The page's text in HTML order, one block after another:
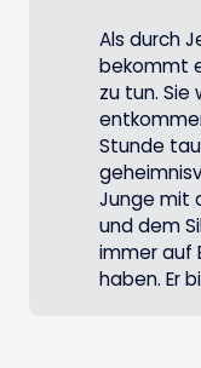
Als durch
bekommt
zu tun. Sie
Stunde
Junge mit
und dem
immer auf
haben. Er